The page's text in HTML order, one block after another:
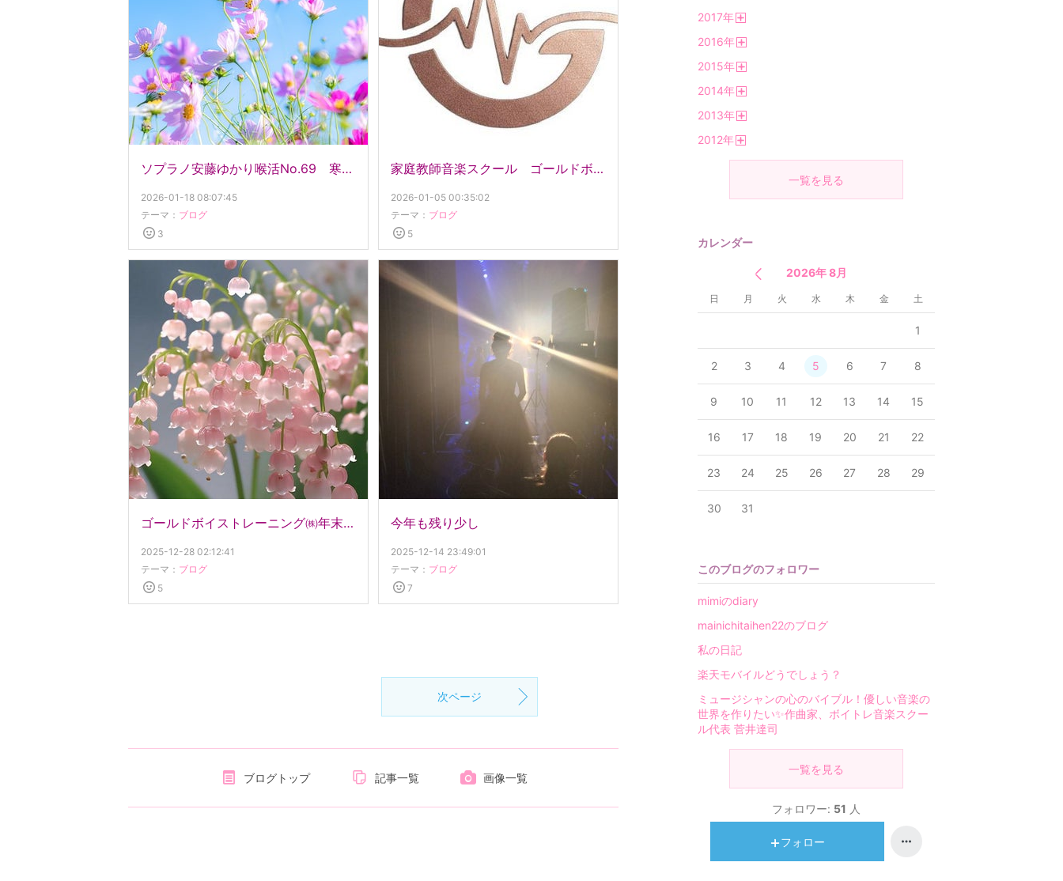
ソプラノ安藤ゆかり喉活No.69 寒い時期の喉ケア・・・
2026-01-18 08:07:45
テーマ： ブログ
3
家庭教師音楽スクール ゴールドボイストレーニング謹賀 新年おめでとう御座います!
2026-01-05 00:35:02
テーマ： ブログ
5
ゴールドボイストレーニング㈱年末のご挨拶
2025-12-28 02:12:41
テーマ： ブログ
5
今年も残り少し
2025-12-14 23:49:01
テーマ： ブログ
7
次ページ
ブログトップ 記事一覧 画像一覧
2017年
2016年
2015年
2014年
2013年
2012年
一覧を見る
カレンダー
2026年 8月
日 月 火 水 木 金 土
1
2 3 4 5 6 7 8
9 10 11 12 13 14 15
16 17 18 19 20 21 22
23 24 25 26 27 28 29
30 31
このブログのフォロワー
mimiのdiary
mainichitaihen22のブログ
私の日記
楽天モバイルどうでしょう？
ミュージシャンの心のバイブル！優しい音楽の
世界を作りたい✨作曲家、ボイトレ音楽スクー
ル代表 菅井達司
一覧を見る
フォロワー: 51 人
フォロー